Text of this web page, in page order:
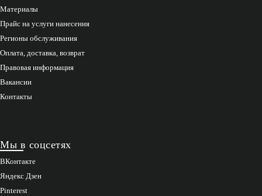
Материалы
Прайс на услуги нанесения
Регионы обслуживания
Оплата, доставка, возврат
Правовая информация
Вакансии
Контакты
Мы в соцсетях
ВКонтакте
Яндекс Дзен
Pinterest